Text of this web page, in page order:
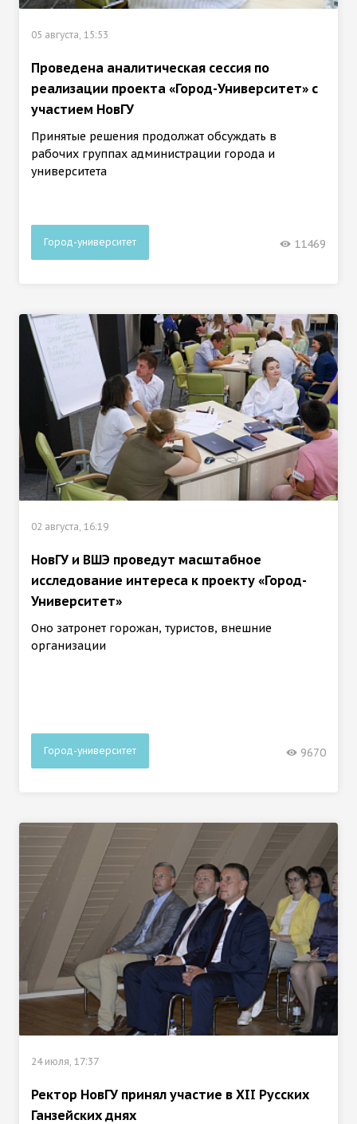
05 августа, 15:53
Проведена аналитическая сессия по
реализации проекта «Город-Университет» с
участием НовГУ
Принятые решения продолжат обсуждать в
рабочих группах администрации города и
университета
Город-университет 11469
02 августа, 16:19
НовГУ и ВШЭ проведут масштабное
исследование интереса к проекту «Город-
Университет»
Оно затронет горожан, туристов, внешние
организации
Город-университет 9670
24 июля, 17:37
Ректор НовГУ принял участие в ХII Русских
Ганзейских днях